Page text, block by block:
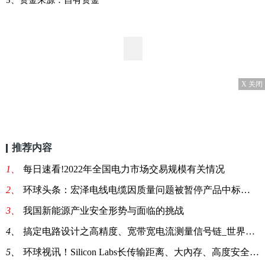
X 关闭
推荐内容
1、 每日速看!2022年全国电力市场交易规模有关情况
2、 环球头条：宏泽电线电缆因质量问题被暂停产品中标资格12个月
3、 我国新能源产业安全形势与面临的挑战
4、 搞定电路设计之高精度、宽带宽电流测量信号链_世界微动态
5、 环球视讯！Silicon Labs长传输距离、大內存、高度安全的FG25 sub-GHz SoC现在全面供货